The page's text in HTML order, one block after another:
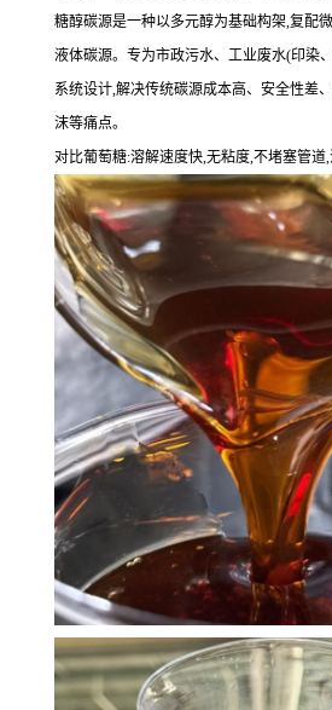
糖醇碳源是一种以多元醇为基础构架,复配
液体碳源。专为市政污水、工业废水(印染
系统设计,解决传统碳源成本高、安全性差
沫等痛点。
对比葡萄糖:溶解速度快,无粘度,不堵塞管道,